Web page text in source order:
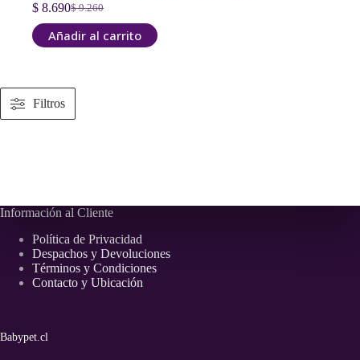
$9.260
El
precio
original
$ 8.690El
precio
actual
Añadir al carrito
Filtros
Información al Cliente
Política de Privacidad
Despachos y Devoluciones
Términos y Condiciones
Contacto y Ubicación
Babypet.cl